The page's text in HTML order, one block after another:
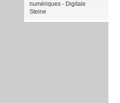
numériques - Digitale
Steine